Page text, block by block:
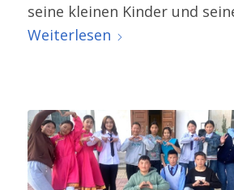
seine kleinen Kinder und
Weiterlesen